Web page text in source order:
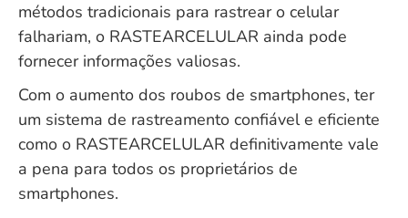
métodos tradicionais para rastrear o celular
falhariam, o RASTEARCELULAR ainda pode
fornecer informações valiosas.
Com o aumento dos roubos de smartphones, ter
um sistema de rastreamento confiável e eficiente
como o RASTEARCELULAR definitivamente vale
a pena para todos os proprietários de
smartphones.